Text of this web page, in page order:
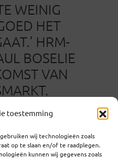
toestemming
wij technologieën zoals
op te slaan en/of te raadplegen.
kunnen wij gegevens zoals
WEINIG
HET
HRM-
BOSELIE
VAN
gaat het in het